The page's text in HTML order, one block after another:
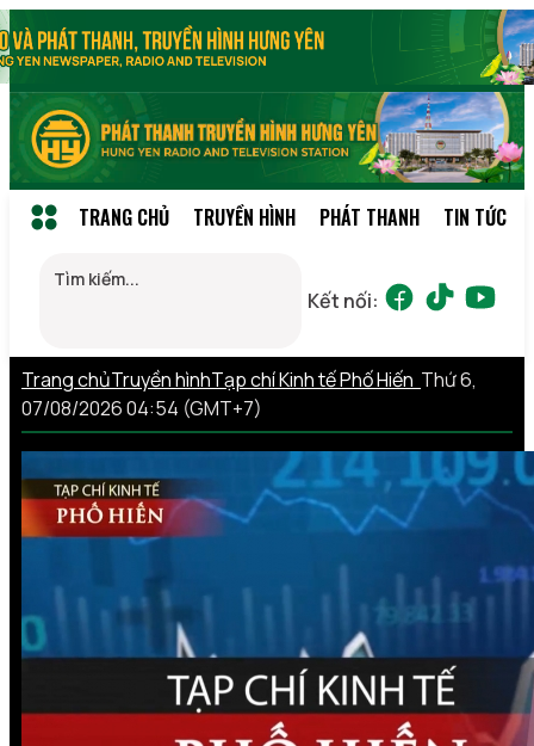
TRANG CHỦ TRUYỀN HÌNH PHÁT THANH TIN TỨC
Kết nối:
Trang chủTruyền hìnhTạp chí Kinh tế Phố Hiến Thứ 6,
07/08/2026 04:54 (GMT+7)